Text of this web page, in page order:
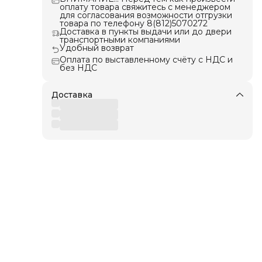
оплату товара свяжитесь с менеджером
для согласования возможности отгрузки
товара по телефону 8(812)5070272
Доставка в пункты выдачи или до двери
транспортными компаниями
Удобный возврат
Оплата по выставленному счёту с НДС и
без НДС
Доставка